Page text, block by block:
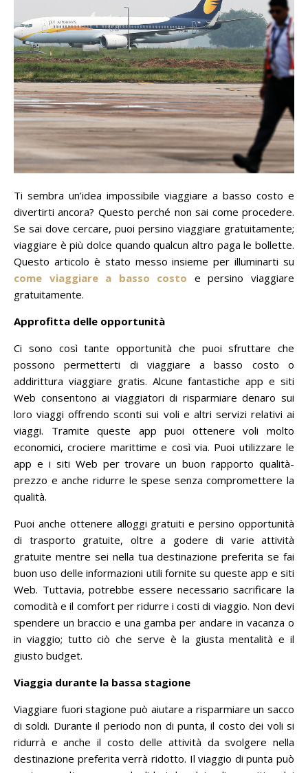
Ti sembra un’idea impossibile viaggiare a basso costo e
divertirti ancora? Questo perché non sai come procedere.
Se sai dove cercare, puoi persino viaggiare gratuitamente;
viaggiare è più dolce quando qualcun altro paga le bollette.
Questo articolo è stato messo insieme per illuminarti su
come viaggiare a basso costo e persino viaggiare
gratuitamente.
Approfitta delle opportunità
Ci sono così tante opportunità che puoi sfruttare che
possono permetterti di viaggiare a basso costo o
addirittura viaggiare gratis. Alcune fantastiche app e siti
Web consentono ai viaggiatori di risparmiare denaro sui
loro viaggi offrendo sconti sui voli e altri servizi relativi ai
viaggi. Tramite queste app puoi ottenere voli molto
economici, crociere marittime e così via. Puoi utilizzare le
app e i siti Web per trovare un buon rapporto qualità-
prezzo e anche ridurre le spese senza compromettere la
qualità.
Puoi anche ottenere alloggi gratuiti e persino opportunità
di trasporto gratuite, oltre a godere di varie attività
gratuite mentre sei nella tua destinazione preferita se fai
buon uso delle informazioni utili fornite su queste app e siti
Web. Tuttavia, potrebbe essere necessario sacrificare la
comodità e il comfort per ridurre i costi di viaggio. Non devi
spendere un braccio e una gamba per andare in vacanza o
in viaggio; tutto ciò che serve è la giusta mentalità e il
giusto budget.
Viaggia durante la bassa stagione
Viaggiare fuori stagione può aiutare a risparmiare un sacco
di soldi. Durante il periodo non di punta, il costo dei voli si
ridurrà e anche il costo delle attività da svolgere nella
destinazione preferita verrà ridotto. Il viaggio di punta può